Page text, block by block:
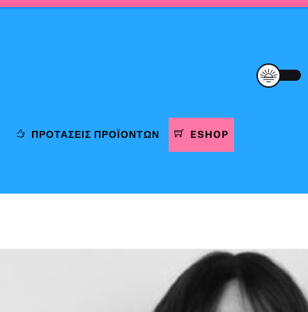
ΠΡΟΤΆΣΕΙΣ ΠΡΟΪΌΝΤΩΝ ESHOP